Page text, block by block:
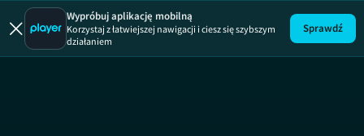
Wypróbuj aplikację mobilną
Korzystaj z łatwiejszej nawigacji i ciesz się szybszym
działaniem
Sprawdź